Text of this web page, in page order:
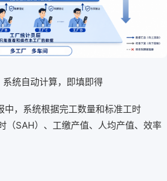
系统自动计算，即填即得
中，系统根据完工数量和标准工时
（SAH）、工缴产值、人均产值、效率